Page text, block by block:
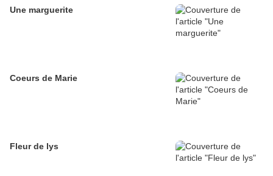
Une marguerite
Coeurs de Marie
Fleur de lys